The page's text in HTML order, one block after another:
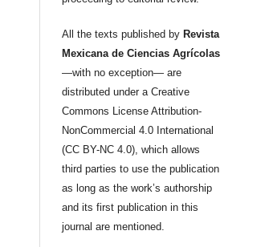
All the texts published by Revista
Mexicana de Ciencias Agrícolas
—with no exception— are
distributed under a Creative
Commons License Attribution-
NonCommercial 4.0 International
(CC BY-NC 4.0), which allows
third parties to use the publication
as long as the work’s authorship
and its first publication in this
journal are mentioned.